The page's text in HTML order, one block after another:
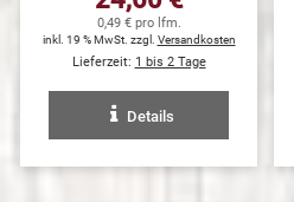
0,49 € pro lfm.
inkl. 19 % MwSt. zzgl. Versandkosten
Lieferzeit: 1 bis 2 Tage
Details